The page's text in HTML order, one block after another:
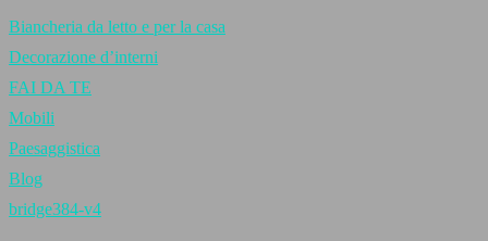
Biancheria da letto e per la casa
Decorazione d’interni
FAI DA TE
Mobili
Paesaggistica
Blog
bridge384-v4